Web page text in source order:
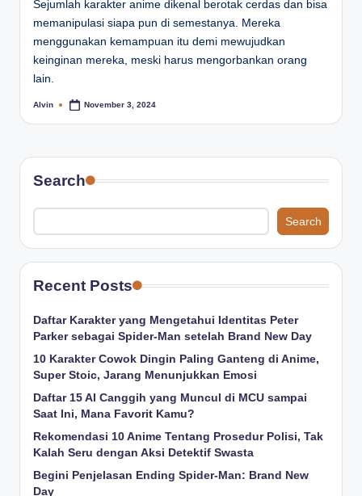
Sejumlah karakter anime dikenal berotak cerdas dan bisa
memanipulasi siapa pun di semestanya. Mereka
menggunakan kemampuan itu demi mewujudkan
keinginan mereka, meski harus mengorbankan orang
lain.
Posted
Alvin November 3, 2024
Search
Search
Recent Posts
Daftar Karakter yang Mengetahui Identitas Peter
Parker sebagai Spider-Man setelah Brand New Day
10 Karakter Cowok Dingin Paling Ganteng di Anime,
Super Stoic, Jarang Menunjukkan Emosi
Daftar 15 AI Canggih yang Muncul di MCU sampai
Saat Ini, Mana Favorit Kamu?
Rekomendasi 10 Anime Tentang Prosedur Polisi, Tak
Kalah Seru dengan Aksi Detektif Swasta
Begini Penjelasan Ending Spider-Man: Brand New
Day